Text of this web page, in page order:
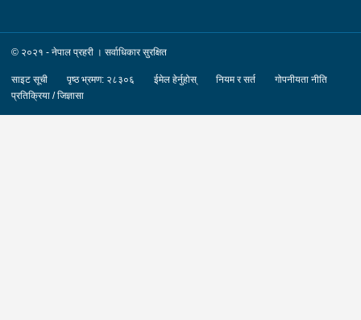
© २०२१ - नेपाल प्रहरी । सर्वाधिकार सुरक्षित
साइट सूची पृष्ठ भ्रमण: २८३०६ ईमेल हेर्नुहोस् नियम र सर्त
गोपनीयता नीति
प्रतिक्रिया / जिज्ञासा